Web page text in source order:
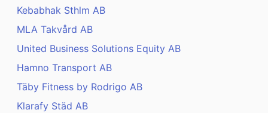
Kebabhak Sthlm AB
MLA Takvård AB
United Business Solutions Equity AB
Hamno Transport AB
Täby Fitness by Rodrigo AB
Klarafy Städ AB